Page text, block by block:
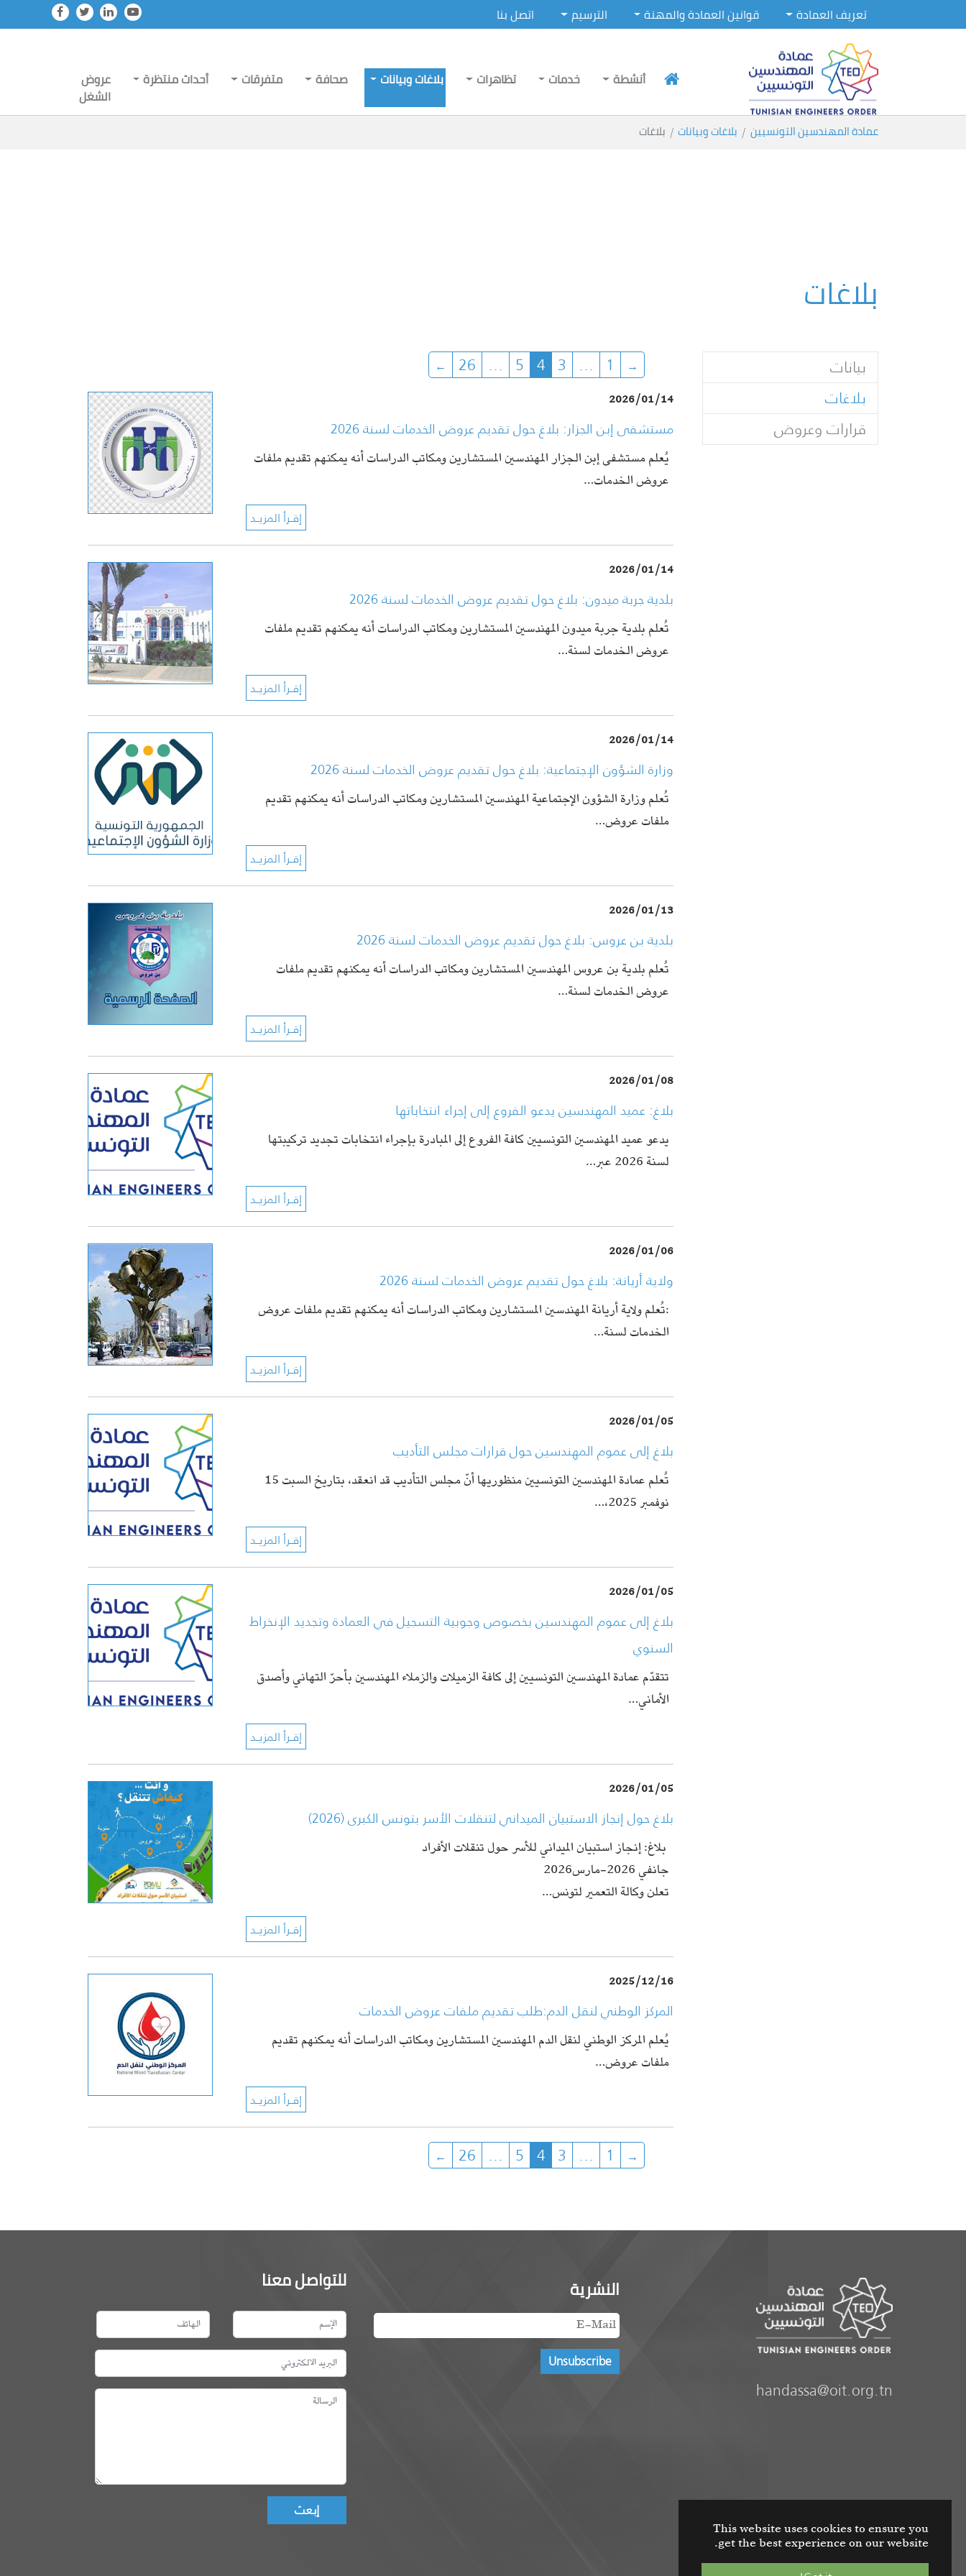
This website uses cookies to ensure you
get the best experience on our website.
Skip to main content
تعريف العمادة قوانين العمادة والمهنة الترسيم اتصل بنا
أنشطة خدمات تظاهرات بلاغات وبيانات صحافة متفرقات أحداث منتظرة
عروض
الشغل
You are here:
عمادة المهندسين التونسيين بلاغات وبيانات بلاغات
بلاغات
بيانات
بلاغات
(current)
قرارات وعروض
1
…
3
4
5
…
26
2026/01/14
مستشفى إبن الجزار: بلاغ حول تقديم عروض الخدمات لسنة 2026
يُعلم مستشفى إبن الجزار المهندسين المستشارين ومكاتب الدراسات أنه يمكنهم تقديم ملفات
عروض الخدمات…
2026/01/14
بلدية جربة ميدون: بلاغ حول تقديم عروض الخدمات لسنة 2026
تُعلم بلدية جربة ميدون المهندسين المستشارين ومكاتب الدراسات أنه يمكنهم تقديم ملفات
عروض الخدمات لسنة…
2026/01/14
وزارة الشؤون الإجتماعية: بلاغ حول تقديم عروض الخدمات لسنة 2026
تُعلم وزارة الشؤون الإجتماعية المهندسين المستشارين ومكاتب الدراسات أنه يمكنهم تقديم
ملفات عروض…
2026/01/13
بلدية بن عروس: بلاغ حول تقديم عروض الخدمات لسنة 2026
تُعلم بلدية بن عروس المهندسين المستشارين ومكاتب الدراسات أنه يمكنهم تقديم ملفات
عروض الخدمات لسنة…
2026/01/08
بلاغ: عميد المهندسين يدعو الفروع إلى إجراء انتخاباتها
يدعو عميد المهندسين التونسيين كافة الفروع إلى المبادرة بإجراء انتخابات تجديد تركيبتها
لسنة 2026 عبر…
2026/01/06
ولاية أريانة: بلاغ حول تقديم عروض الخدمات لسنة 2026
:تُعلم ولاية أريانة المهندسين المستشارين ومكاتب الدراسات أنه يمكنهم تقديم ملفات عروض
الخدمات لسنة…
2026/01/05
بلاغ إلى عموم المهندسين حول قرارات مجلس التأديب
تُعلم عمادة المهندسين التونسيين منظوريها أنّ مجلس التأديب قد انعقد، بتاريخ السبت 15
نوفمبر 2025،…
2026/01/05
بلاغ إلى عموم المهندسين بخصوص وجوبية التسجيل في العمادة وتجديد الإنخراط
السنوي
تتقدّم عمادة المهندسين التونسيين إلى كافة الزميلات والزملاء المهندسين بأحرّ التهاني وأصدق
الأماني…
2026/01/05
بلاغ حول إنجاز الاستبيان الميداني لتنقلات الأسر بتونس الكبرى (2026)
بلاغ: إنجاز استبيان الميداني للأسر حول تنقلات الأفراد
جانفي 2026-مارس2026
تعلن وكالة التعمير لتونس…
2025/12/16
المركز الوطني لنقل الدم:طلب تقديم ملفات عروض الخدمات
يُعلم المركز الوطني لنقل الدم المهندسين المستشارين ومكاتب الدراسات أنه يمكنهم تقديم
ملفات عروض…
1
…
3
4
5
…
26
handassa@oit.org.tn
النشرية للتواصل معنا